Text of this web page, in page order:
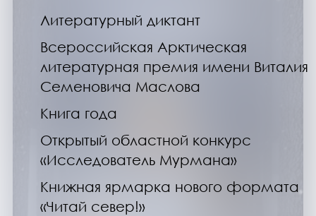
Литературный диктант
Всероссийская Арктическая
литературная премия имени Виталия
Семеновича Маслова
Книга года
Открытый областной конкурс
«Исследователь Мурмана»
Книжная ярмарка нового формата
«Читай север!»